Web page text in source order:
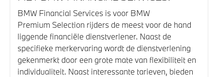
BMW Financial Services is voor BMW
Premium Selection rijders de meest voor de hand
liggende financiële dienstverlener. Naast de
specifieke merkervaring wordt de dienstverlening
gekenmerkt door een grote mate van flexibiliteit en
individualiteit. Naast interessante tarieven, bieden